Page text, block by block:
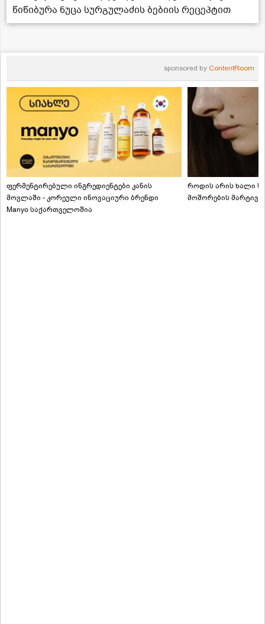
წიწიბურა ნუცა სურგულაძის ბებიის რეცეპტით
sponsored by ContentRoom
ფერმენტირებული ინგრედიენტები კანის
მოვლაში - კორეული ინოვაციური ბრენდი
Manyo საქართველოშია
როდის არის ხალი
მოშორების